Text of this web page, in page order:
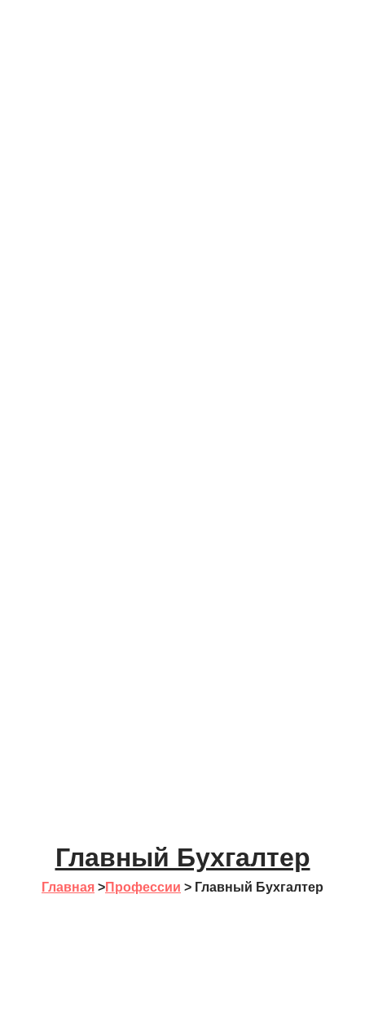
Главный Бухгалтер
Главная >Профессии > Главный Бухгалтер